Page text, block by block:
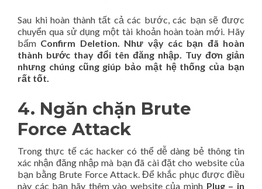
Sau khi hoàn thành tất cả các bước, các bạn sẽ được
chuyển qua sử dụng một tài khoản hoàn toàn mới. Hãy
bấm Confirm Deletion. Như vậy các bạn đã hoàn
thành bước thay đổi tên đăng nhập. Tuy đơn giản
nhưng chúng cũng giúp bảo mật hệ thống của bạn
rất tốt.
4. Ngăn chặn Brute
Force Attack
Trong thực tế các hacker có thể dễ dàng bẻ thông tin
xác nhận đăng nhập mà bạn đã cài đặt cho website của
bạn bằng Brute Force Attack. Để khắc phục được điều
này các bạn hãy thêm vào website của mình Plug – in